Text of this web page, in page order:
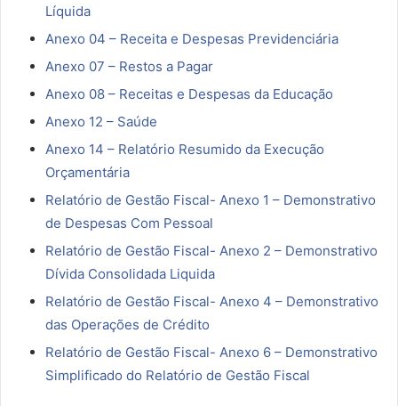
Líquida
Anexo 04 – Receita e Despesas Previdenciária
Anexo 07 – Restos a Pagar
Anexo 08 – Receitas e Despesas da Educação
Anexo 12 – Saúde
Anexo 14 – Relatório Resumido da Execução
Orçamentária
Relatório de Gestão Fiscal- Anexo 1 – Demonstrativo
de Despesas Com Pessoal
Relatório de Gestão Fiscal- Anexo 2 – Demonstrativo
Dívida Consolidada Liquida
Relatório de Gestão Fiscal- Anexo 4 – Demonstrativo
das Operações de Crédito
Relatório de Gestão Fiscal- Anexo 6 – Demonstrativo
Simplificado do Relatório de Gestão Fiscal